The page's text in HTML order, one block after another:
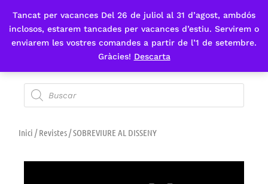
Tancat per vacances Del 26 de juliol al 31 d’agost, ambdós
inclosos, estarem tancades per vacances d’estiu. Servirem o
enviarem les vostres comandes a partir de l’1 de setembre.
Gràcies! Descarta
Fes-te'n sòcia
Inici /Revistes/ SOBREVIURE AL DISSENY